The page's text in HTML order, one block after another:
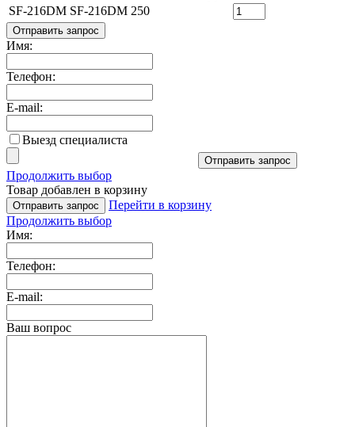
SF-216DM SF-216DM 250
Отправить запрос
Имя:
Телефон:
E-mail:
Выезд специалиста
Отправить запрос
Продолжить выбор
Товар добавлен в корзину
Отправить запрос
Перейти в корзину
Продолжить выбор
Имя:
Телефон:
E-mail:
Ваш вопрос